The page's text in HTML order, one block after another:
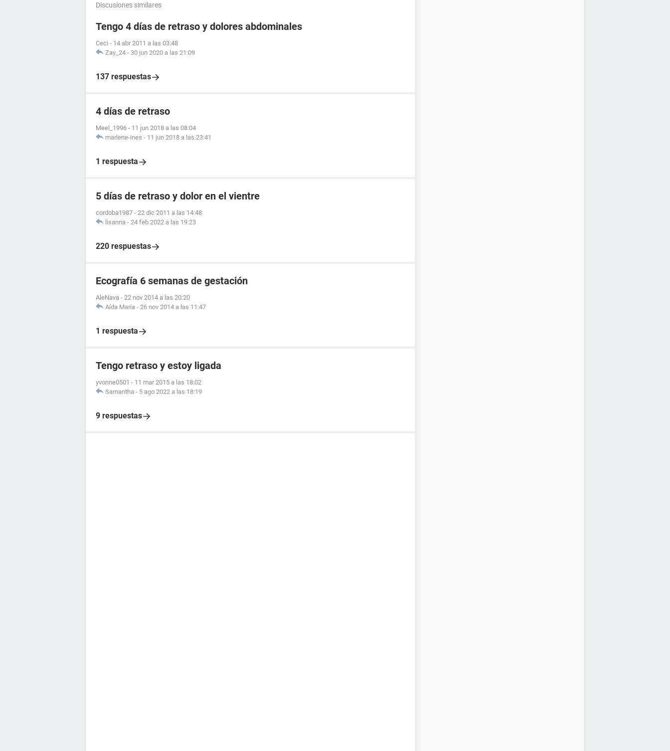
Discusiones similares
Tengo 4 días de retraso y dolores abdominales
Ceci - 14 abr 2011 a las 03:48
Zay_24 - 30 jun 2020 a las 21:09
137 respuestas
4 días de retraso
Meel_1996 - 11 jun 2018 a las 08:04
marlene-ines - 11 jun 2018 a las 23:41
1 respuesta
5 días de retraso y dolor en el vientre
cordoba1987 - 22 dic 2011 a las 14:48
lisanna - 24 feb 2022 a las 19:23
220 respuestas
Ecografía 6 semanas de gestación
AleNava - 22 nov 2014 a las 20:20
Aída María - 26 nov 2014 a las 11:47
1 respuesta
Tengo retraso y estoy ligada
yvonne0501 - 11 mar 2015 a las 18:02
Samantha - 5 ago 2022 a las 18:19
9 respuestas